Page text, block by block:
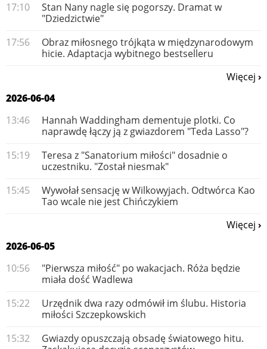
17:10
Stan Nany nagle się pogorszy. Dramat w
"Dziedzictwie"
17:56
Obraz miłosnego trójkąta w międzynarodowym
hicie. Adaptacja wybitnego bestselleru
Więcej
2026-06-04
13:46
Hannah Waddingham dementuje plotki. Co
naprawdę łączy ją z gwiazdorem "Teda Lasso"?
15:19
Teresa z "Sanatorium miłości" dosadnie o
uczestniku. "Został niesmak"
15:45
Wywołał sensację w Wilkowyjach. Odtwórca Kao
Tao wcale nie jest Chińczykiem
Więcej
2026-06-05
10:56
"Pierwsza miłość" po wakacjach. Róża będzie
miała dość Wadlewa
15:22
Urzędnik dwa razy odmówił im ślubu. Historia
miłości Szczepkowskich
15:32
Gwiazdy opuszczają obsadę światowego hitu.